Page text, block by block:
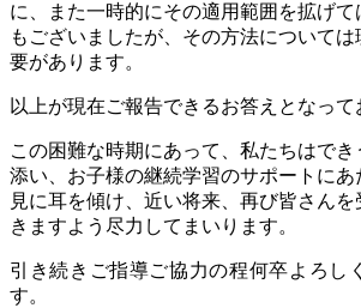
に、また一時的にその適用範囲を拡げ
もございましたが、その方法について
要があります。
以上が現在ご報告できるお答えとなって
この困難な時期にあって、私たちはでき
添い、お子様の継続学習のサポートに
見に耳を傾け、近い将来、再び皆さん
きますよう尽力してまいります。
引き続きご指導ご協力の程何卒よろし
す。